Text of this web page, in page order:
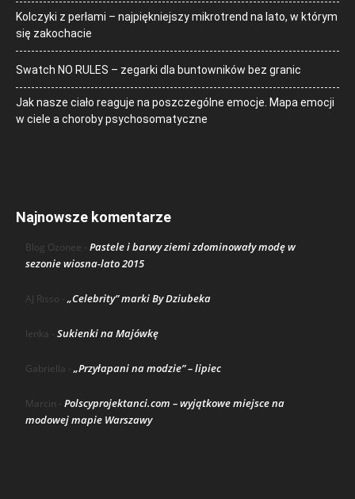
Kolczyki z perłami – najpiękniejszy mikrotrend na lato, w którym
się zakochacie
Swatch NO RULES – zegarki dla buntowników bez granic
Jak nasze ciało reaguje na poszczególne emocje. Mapa emocji
w ciele a choroby psychosomatyczne
Najnowsze komentarze
Blog Ozonee - Pastele i barwy ziemi zdominowały modę w
sezonie wiosna-lato 2015
AJ Risso - „Celebrity” marki By Dziubeka
lenka - Sukienki na Majówkę
Gabriella - „Przyłapani na modzie” – lipiec
Marcin - Polscyprojektanci.com – wyjątkowe miejsce na
modowej mapie Warszawy